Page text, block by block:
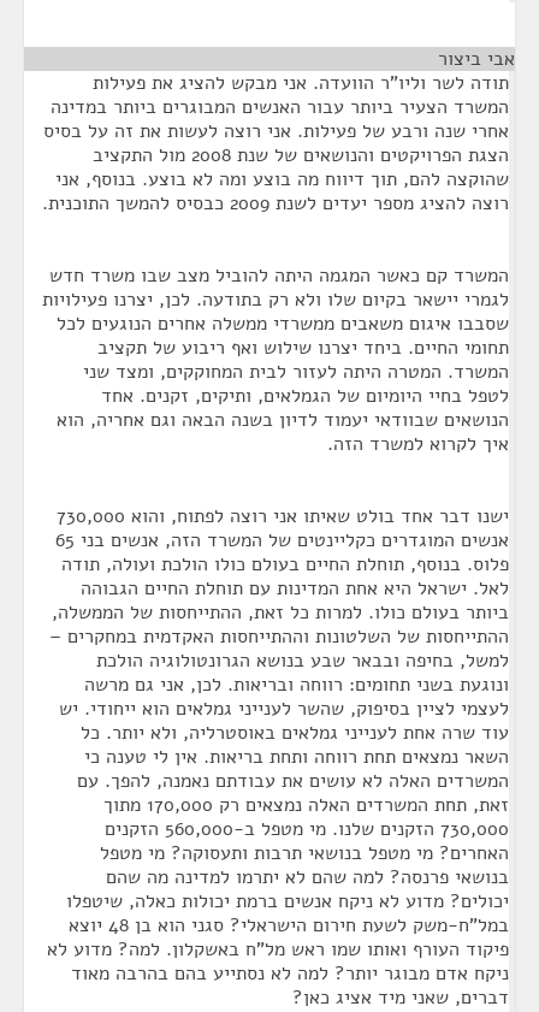
אבי ביצור
תודה לשר וליו"ר הוועדה. אני מבקש להציג את פעילות
המשרד הצעיר ביותר עבור האנשים המבוגרים ביותר במדינה
אחרי שנה ורבע של פעילות. אני רוצה לעשות את זה על בסיס
הצגת הפרויקטים והנושאים של שנת 2008 מול התקציב
שהוקצה להם, תוך דיווח מה בוצע ומה לא בוצע. בנוסף, אני
רוצה להציג מספר יעדים לשנת 2009 כבסיס להמשך התוכנית.
המשרד קם כאשר המגמה היתה להוביל מצב שבו משרד חדש
לגמרי יישאר בקיום שלו ולא רק בתודעה. לכן, יצרנו פעילויות
שסבבו איגום משאבים ממשרדי ממשלה אחרים הנוגעים לכל
תחומי החיים. ביחד יצרנו שילוש ואף ריבוע של תקציב
המשרד. המטרה היתה לעזור לבית המחוקקים, ומצד שני
לטפל בחיי היומיום של הגמלאים, ותיקים, זקנים. אחד
הנושאים שבוודאי יעמוד לדיון בשנה הבאה וגם אחריה, הוא
איך לקרוא למשרד הזה.
ישנו דבר אחד בולט שאיתו אני רוצה לפתוח, והוא 730,000
אנשים המוגדרים כקליינטים של המשרד הזה, אנשים בני 65
פלוס. בנוסף, תוחלת החיים בעולם כולו הולכת ועולה, תודה
לאל. ישראל היא אחת המדינות עם תוחלת החיים הגבוהה
ביותר בעולם כולו. למרות כל זאת, ההתייחסות של הממשלה,
ההתייחסות של השלטונות וההתייחסות האקדמית במחקרים –
למשל, בחיפה ובבאר שבע בנושא הגרונטולוגיה הולכת
ונוגעת בשני תחומים: רווחה ובריאות. לכן, אני גם מרשה
לעצמי לציין בסיפוק, שהשר לענייני גמלאים הוא ייחודי. יש
עוד שרה אחת לענייני גמלאים באוסטרליה, ולא יותר. כל
השאר נמצאים תחת רווחה ותחת בריאות. אין לי טענה כי
המשרדים האלה לא עושים את עבודתם נאמנה, להפך. עם
זאת, תחת המשרדים האלה נמצאים רק 170,000 מתוך
730,000 הזקנים שלנו. מי מטפל ב-560,000 הזקנים
האחרים? מי מטפל בנושאי תרבות ותעסוקה? מי מטפל
בנושאי פרנסה? למה שהם לא יתרמו למדינה מה שהם
יכולים? מדוע לא ניקח אנשים ברמת יכולות כאלה, שיטפלו
במל"ח-משק לשעת חירום הישראלי? סגני הוא בן 48 יוצא
פיקוד העורף ואותו שמו ראש מל"ח באשקלון. למה? מדוע לא
ניקח אדם מבוגר יותר? למה לא נסתייע בהם בהרבה מאוד
דברים, שאני מיד אציג כאן?